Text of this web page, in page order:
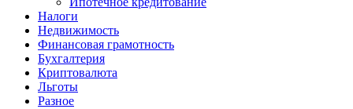
Налоги
Недвижимость
Финансовая грамотность
Бухгалтерия
Криптовалюта
Льготы
Разное